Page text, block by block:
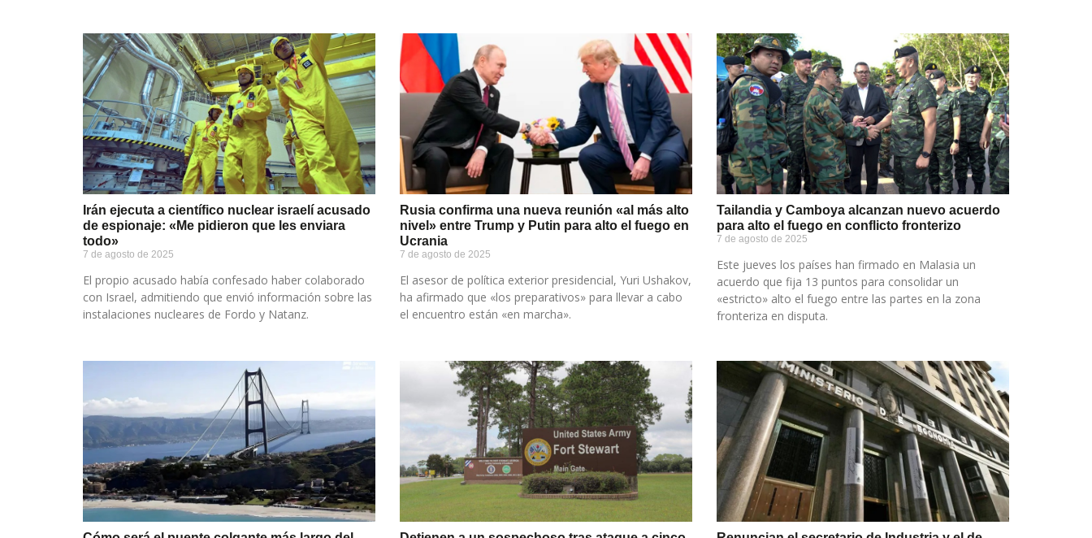
Irán ejecuta a científico nuclear israelí acusado
de espionaje: «Me pidieron que les enviara
todo»
7 de agosto de 2025
El propio acusado había confesado haber colaborado
con Israel, admitiendo que envió información sobre las
instalaciones nucleares de Fordo y Natanz.
Rusia confirma una nueva reunión «al más alto
nivel» entre Trump y Putin para alto el fuego en
Ucrania
7 de agosto de 2025
El asesor de política exterior presidencial, Yuri Ushakov,
ha afirmado que «los preparativos» para llevar a cabo
el encuentro están «en marcha».
Tailandia y Camboya alcanzan nuevo acuerdo
para alto el fuego en conflicto fronterizo
7 de agosto de 2025
Este jueves los países han firmado en Malasia un
acuerdo que fija 13 puntos para consolidar un
«estricto» alto el fuego entre las partes en la zona
fronteriza en disputa.